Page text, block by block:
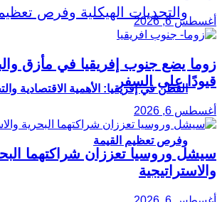
القطن في إفريقيا: الأهمية الاقتصادية
وفرص تعظيم القيمة
أغسطس 6, 2026
زوما يضع جنوب إفريقيا في مأزق
قيودًا على السفر
أغسطس 6, 2026
سيشل وروسيا تعززان شراكتهما
والاستراتيجية